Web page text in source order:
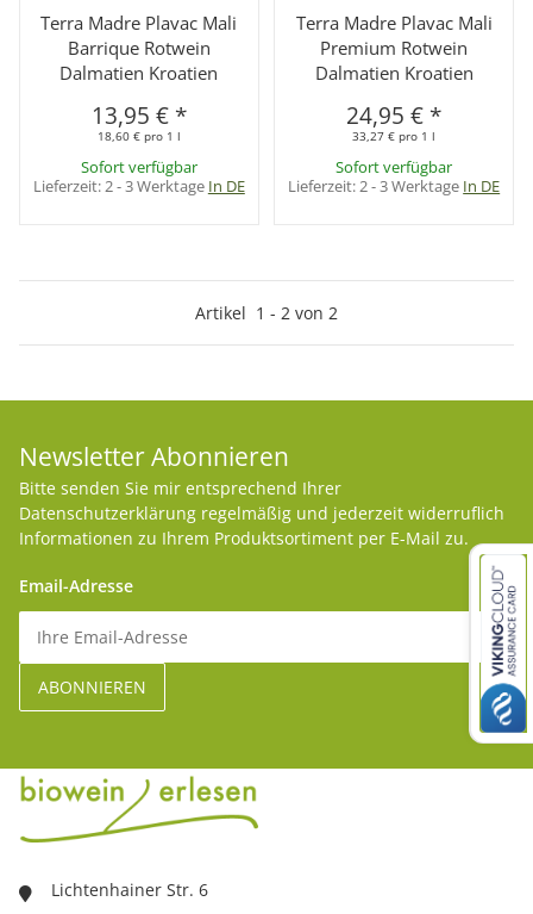
Terra Madre Plavac Mali
Barrique Rotwein
Dalmatien Kroatien
13,95 € *
18,60 € pro 1 l
Sofort verfügbar
Lieferzeit:2 - 3 Werktage In DE
Terra Madre Plavac Mali
Premium Rotwein
Dalmatien Kroatien
24,95 € *
33,27 € pro 1 l
Sofort verfügbar
Lieferzeit:2 - 3 Werktage In DE
Artikel 1 - 2 von 2
Newsletter Abonnieren
Bitte senden Sie mir entsprechend Ihrer
Datenschutzerklärung regelmäßig und jederzeit widerruflich
Informationen zu Ihrem Produktsortiment per E-Mail zu.
Email-Adresse
Lichtenhainer Str. 6